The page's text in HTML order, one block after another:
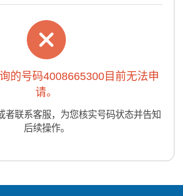
的号码4008665300目前无法申
请。
者联系客服，为您核实号码状态并告知
后续操作。